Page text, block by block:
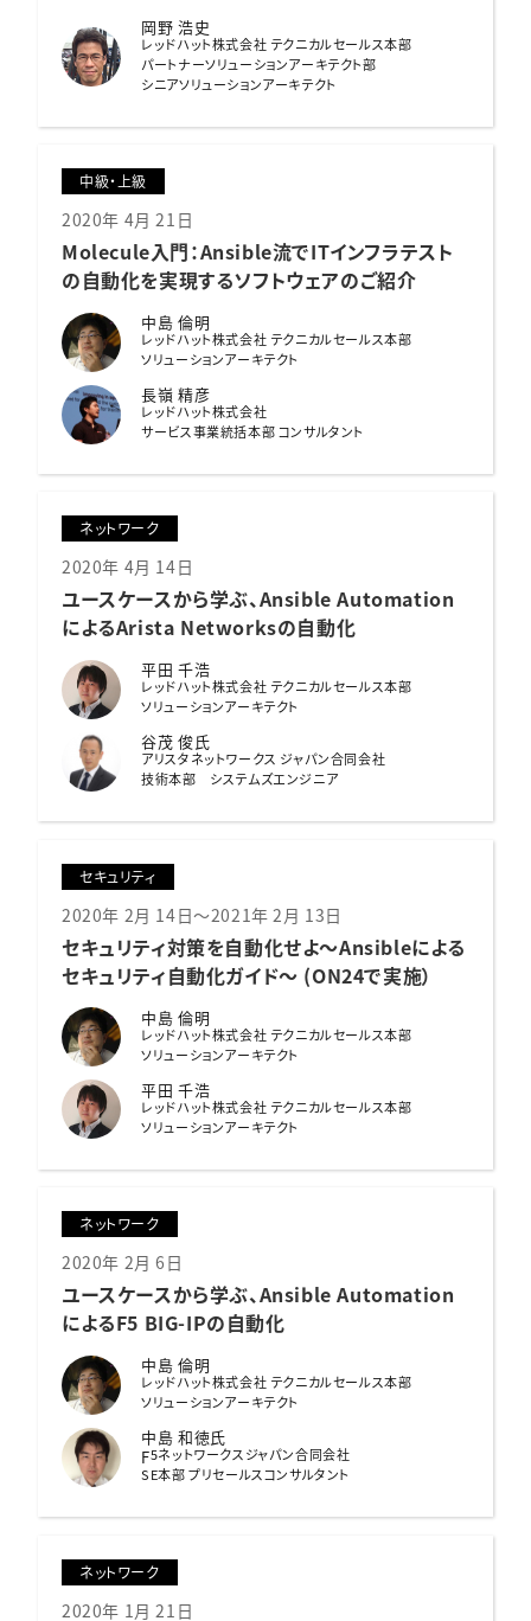
岡野 浩史
レッドハット株式会社 テクニカルセールス本部
パートナーソリューションアーキテクト部
シニアソリューションアーキテクト
中級・上級
2020年 4月 21日
Molecule入門：Ansible流でITインフラテスト
の自動化を実現するソフトウェアのご紹介
中島 倫明
レッドハット株式会社 テクニカルセールス本部
ソリューションアーキテクト
長嶺 精彦
レッドハット株式会社
サービス事業統括本部 コンサルタント
ネットワーク
2020年 4月 14日
ユースケースから学ぶ、Ansible Automation
によるArista Networksの自動化
平田 千浩
レッドハット株式会社 テクニカルセールス本部
ソリューションアーキテクト
谷茂 俊氏
アリスタネットワークス ジャパン合同会社
技術本部 システムズエンジニア
セキュリティ
2020年 2月 14日～2021年 2月 13日
セキュリティ対策を自動化せよ〜Ansibleによる
セキュリティ自動化ガイド〜 (ON24で実施）
中島 倫明
レッドハット株式会社 テクニカルセールス本部
ソリューションアーキテクト
平田 千浩
レッドハット株式会社 テクニカルセールス本部
ソリューションアーキテクト
ネットワーク
2020年 2月 6日
ユースケースから学ぶ、Ansible Automation
によるF5 BIG-IPの自動化
中島 倫明
レッドハット株式会社 テクニカルセールス本部
ソリューションアーキテクト
中島 和徳氏
F5ネットワークスジャパン合同会社
SE本部 プリセールスコンサルタント
ネットワーク
2020年 1月 21日